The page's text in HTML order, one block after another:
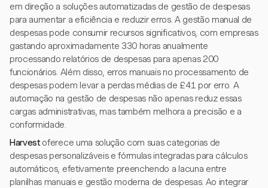
em direção a soluções automatizadas de gestão de despesas
para aumentar a eficiência e reduzir erros. A gestão manual de
despesas pode consumir recursos significativos, com empresas
gastando aproximadamente 330 horas anualmente
processando relatórios de despesas para apenas 200
funcionários. Além disso, erros manuais no processamento de
despesas podem levar a perdas médias de £41 por erro. A
automação na gestão de despesas não apenas reduz essas
cargas administrativas, mas também melhora a precisão e a
conformidade.
Harvestoferece uma solução com suas categorias de
despesas personalizáveis e fórmulas integradas para cálculos
automáticos, efetivamente preenchendo a lacuna entre
planilhas manuais e gestão moderna de despesas. Ao integrar